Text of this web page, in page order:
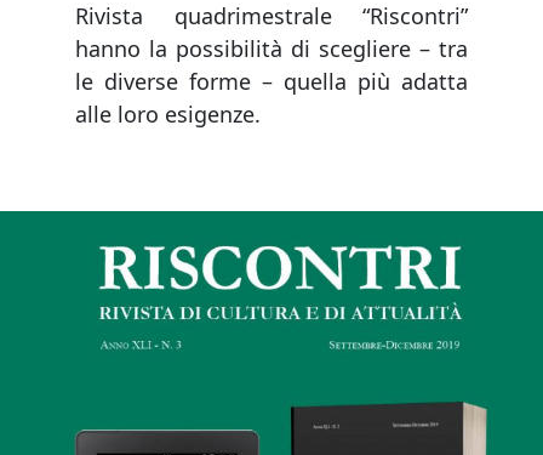
Rivista quadrimestrale “Riscontri”
hanno la possibilità di scegliere – tra
le diverse forme – quella più adatta
alle loro esigenze.